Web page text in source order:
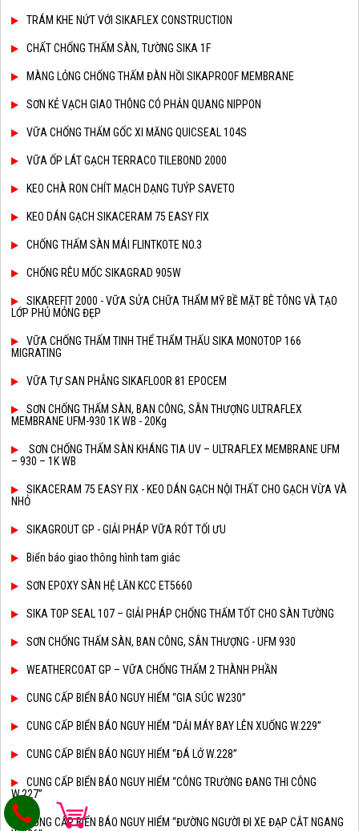
TRÁM KHE NỨT VỚI SIKAFLEX CONSTRUCTION
CHẤT CHỐNG THẤM SÀN, TƯỜNG SIKA 1F
MÀNG LỎNG CHỐNG THẤM ĐÀN HỒI SIKAPROOF MEMBRANE
SƠN KẺ VẠCH GIAO THÔNG CÓ PHẢN QUANG NIPPON
VỮA CHỐNG THẤM GỐC XI MĂNG QUICSEAL 104S
VỮA ỐP LÁT GẠCH TERRACO TILEBOND 2000
KEO CHÀ RON CHÍT MẠCH DẠNG TUÝP SAVETO
KEO DÁN GẠCH SIKACERAM 75 EASY FIX
CHỐNG THẤM SÀN MÁI FLINTKOTE NO.3
CHỐNG RÊU MỐC SIKAGRAD 905W
SIKAREFIT 2000 - VỮA SỬA CHỮA THẨM MỸ BỀ MẶT BÊ TÔNG VÀ TẠO
LỚP PHỦ MỎNG ĐẸP
VỮA CHỐNG THẤM TINH THỂ THẨM THẤU SIKA MONOTOP 166
MIGRATING
VỮA TỰ SAN PHẲNG SIKAFLOOR 81 EPOCEM
SƠN CHỐNG THẤM SÀN, BAN CÔNG, SÂN THƯỢNG ULTRAFLEX
MEMBRANE UFM-930 1K WB - 20Kg
SƠN CHỐNG THẤM SÀN KHÁNG TIA UV – ULTRAFLEX MEMBRANE UFM
– 930 – 1K WB
SIKACERAM 75 EASY FIX - KEO DÁN GẠCH NỘI THẤT CHO GẠCH VỪA VÀ
NHỎ
SIKAGROUT GP - GIẢI PHÁP VỮA RÓT TỐI ƯU
Biển báo giao thông hình tam giác
SƠN EPOXY SÀN HỆ LĂN KCC ET5660
SIKA TOP SEAL 107 – GIẢI PHÁP CHỐNG THẤM TỐT CHO SÀN TƯỜNG
SƠN CHỐNG THẤM SÀN, BAN CÔNG, SÂN THƯỢNG - UFM 930
WEATHERCOAT GP – VỮA CHỐNG THẤM 2 THÀNH PHẦN
CUNG CẤP BIỂN BÁO NGUY HIỂM “GIA SÚC W230”
CUNG CẤP BIỂN BÁO NGUY HIỂM “DẢI MÁY BAY LÊN XUỐNG W.229”
CUNG CẤP BIỂN BÁO NGUY HIỂM “ĐÁ LỞ W.228”
CUNG CẤP BIỂN BÁO NGUY HIỂM “CÔNG TRƯỜNG ĐANG THI CÔNG
W.227”
CUNG CẤP BIỂN BÁO NGUY HIỂM “ĐƯỜNG NGƯỜI ĐI XE ĐẠP CẮT NGANG